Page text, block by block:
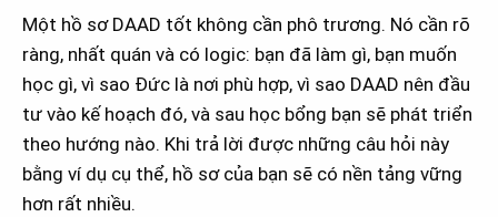
Một hồ sơ DAAD tốt không cần phô trương. Nó cần rõ
ràng, nhất quán và có logic: bạn đã làm gì, bạn muốn
học gì, vì sao Đức là nơi phù hợp, vì sao DAAD nên đầu
tư vào kế hoạch đó, và sau học bổng bạn sẽ phát triển
theo hướng nào. Khi trả lời được những câu hỏi này
bằng ví dụ cụ thể, hồ sơ của bạn sẽ có nền tảng vững
hơn rất nhiều.